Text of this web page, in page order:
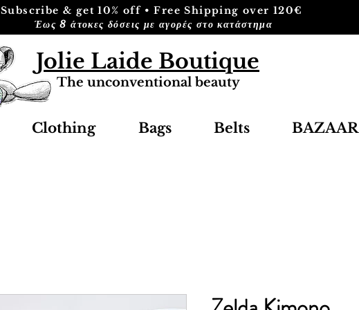
Subscribe & get 10% off • Free Shipping over 120€
Έως 8 άτοκες δόσεις με αγορές στο κατάστημα
Jolie Laide Boutique
The unconventional beauty
Clothing Bags Belts BAZAAR